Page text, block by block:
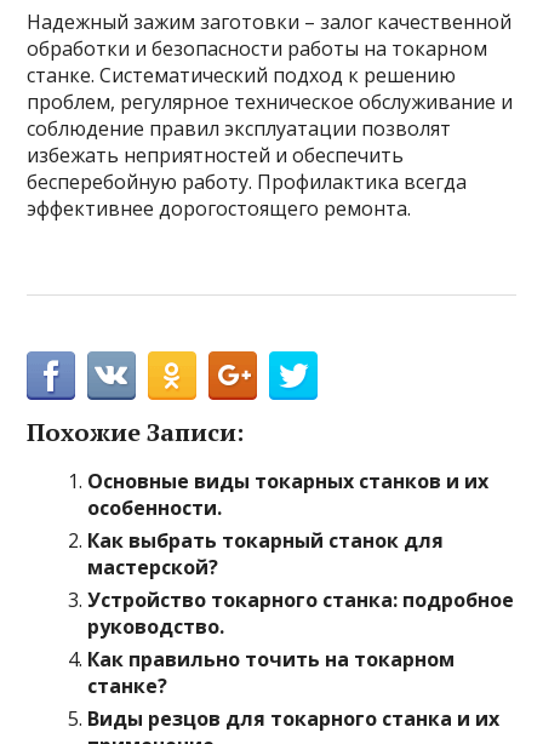
Надежный зажим заготовки – залог качественной
обработки и безопасности работы на токарном
станке. Систематический подход к решению
проблем, регулярное техническое обслуживание и
соблюдение правил эксплуатации позволят
избежать неприятностей и обеспечить
бесперебойную работу. Профилактика всегда
эффективнее дорогостоящего ремонта.
Похожие Записи:
Основные виды токарных станков и их
особенности.
Как выбрать токарный станок для
мастерской?
Устройство токарного станка: подробное
руководство.
Как правильно точить на токарном
станке?
Виды резцов для токарного станка и их